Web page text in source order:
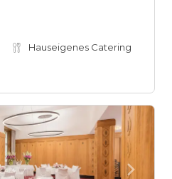
Hauseigenes Catering